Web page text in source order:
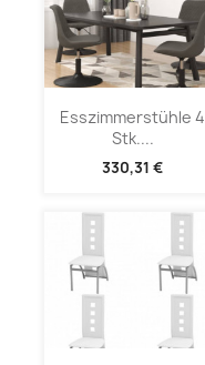
Esszimmerstühle 4
Stk....
330,31 €